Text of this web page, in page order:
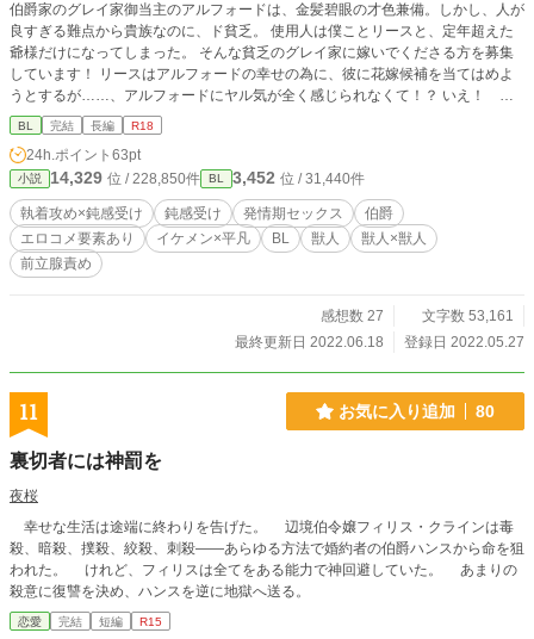
伯爵家のグレイ家御当主のアルフォードは、金髪碧眼の才色兼備。しかし、人が
良すぎる難点から貴族なのに、ド貧乏。 使用人は僕ことリースと、定年超えた
爺様だけになってしまった。 そんな貧乏のグレイ家に嫁いでくださる方を募集
しています！ リースはアルフォードの幸せの為に、彼に花嫁候補を当てはめよ
うとするが……、アルフォードにヤル気が全く感じられなくて！？ いえ！ そ
っちにヤル気がなくとも、こっちにはあります！ 絶対にアルフォードには素敵
なお嫁様を見つけてみせますからね！！そんなことを言っていたらエライ目に合
わされちゃうし…… エロばっかです。エロ苦手な方はすみません。あんまり深
く考えず読んでいただければ……。
BL 完結 長編 R18
24h.ポイント 63pt
小説 14,329 位 / 228,850件 BL 3,452 位 / 31,440件
執着攻め×鈍感受け 鈍感受け 発情期セックス
伯爵
エロコメ要素あり
イケメン×平凡 BL 獣人
獣人×獣人
前立腺責め
感想数 27
文字数 53,161
最終更新日 2022.06.18
登録日 2022.05.27
11 お気に入り追加 80
裏切者には神罰を
夜桜
幸せな生活は途端に終わりを告げた。 辺境伯令嬢フィリス・クラインは毒
殺、暗殺、撲殺、絞殺、刺殺――あらゆる方法で婚約者の伯爵ハンスから命を狙
われた。 けれど、フィリスは全てをある能力で神回避していた。 あまりの
殺意に復讐を決め、ハンスを逆に地獄へ送る。
恋愛 完結 短編 R15